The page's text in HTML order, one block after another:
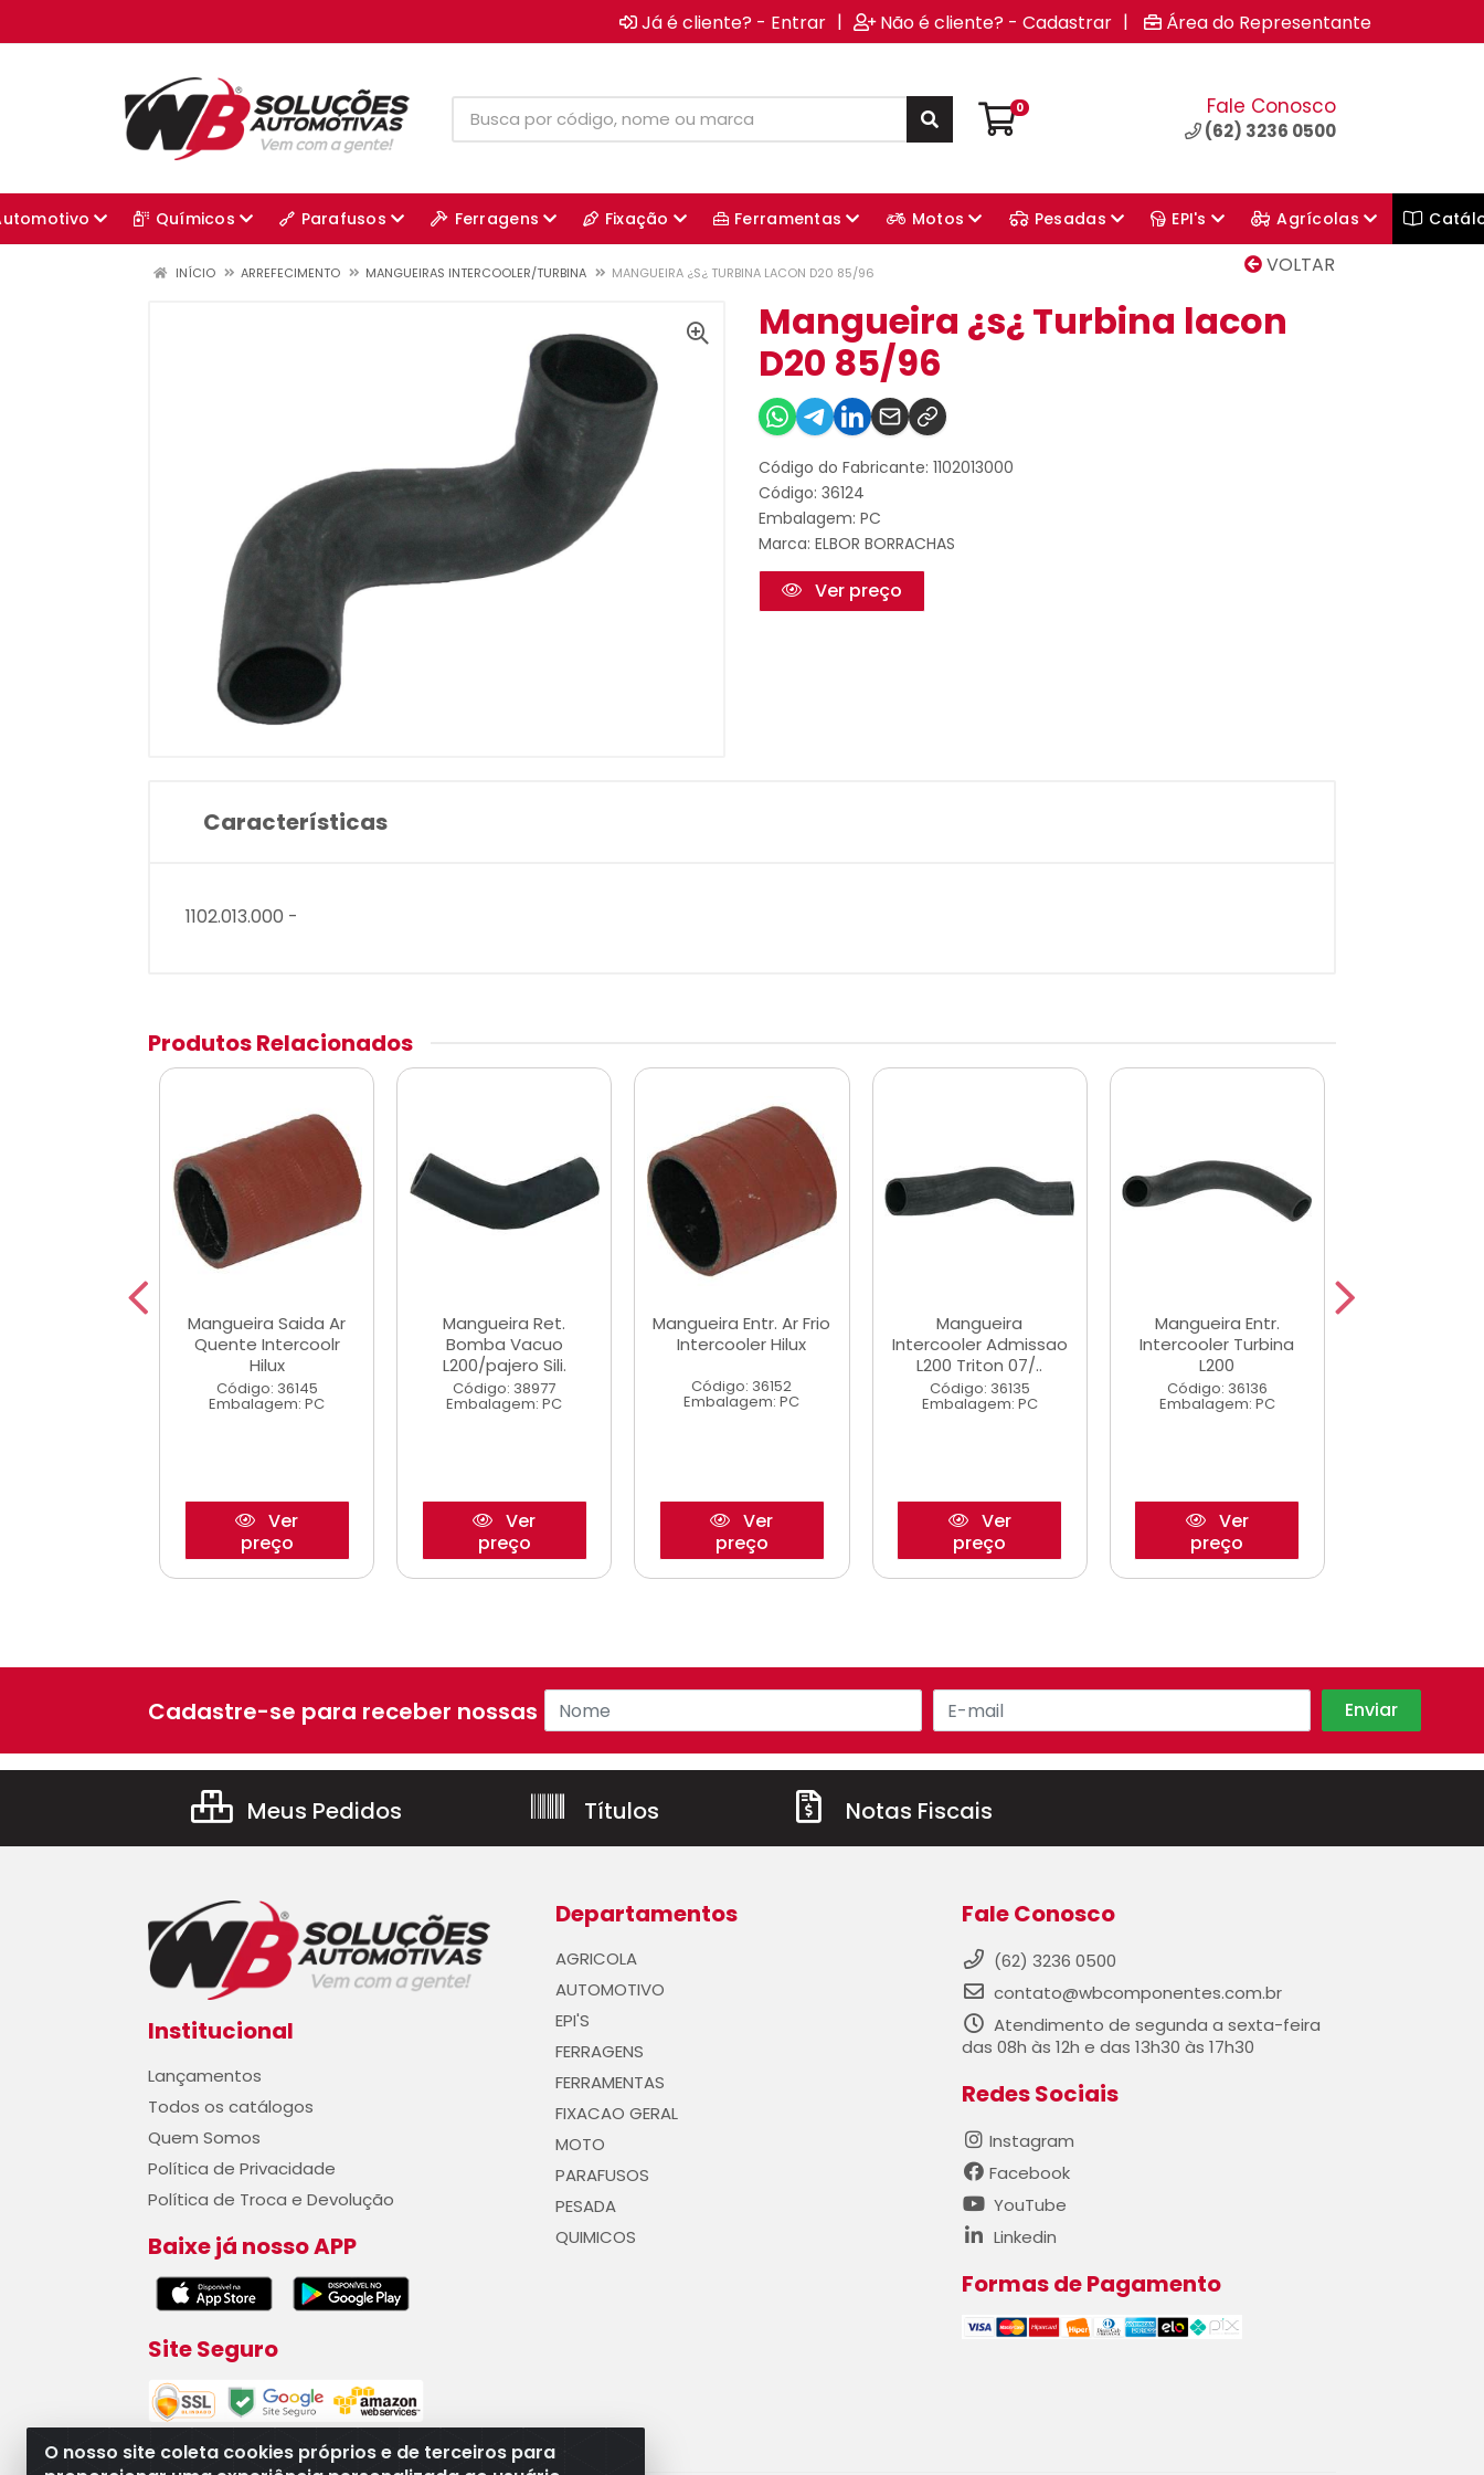
Já é cliente? - Entrar | Não é cliente? - Cadastrar | Área do Representante
0 Fale Conosco
(62) 3236 0500
Químicos Parafusos Ferragens Fixação Ferramentas Motos Pesadas EPI's Agrícolas
VOLTAR
INÍCIO ARREFECIMENTO MANGUEIRAS INTERCOOLER/TURBINA MANGUEIRA ¿S¿ TURBINA LACON D20 85/96
Mangueira ¿s¿ Turbina lacon
D20 85/96
Código do Fabricante: 1102013000
Código: 36124
Embalagem: PC
Marca: ELBOR BORRACHAS
Ver preço
Características
1102.013.000 -
Produtos Relacionados
Mangueira Saida Ar
Quente Intercoolr
Hilux
Código: 36145
Embalagem: PC
Ver
preço
Mangueira Ret.
Bomba Vacuo
L200/pajero Sili.
Código: 38977
Embalagem: PC
Ver
preço
Mangueira Entr. Ar Frio
Intercooler Hilux
Código: 36152
Embalagem: PC
Ver
preço
Mangueira
Intercooler Admissao
L200 Triton 07/..
Código: 36135
Embalagem: PC
Ver
preço
Mangueira Entr.
Intercooler Turbina
L200
Código: 36136
Embalagem: PC
Ver
preço
O nosso site coleta cookies próprios e de terceiros para
Cadastre-se para receber nossas ofertas!
Meus Pedidos Títulos Notas Fiscais
Institucional
Lançamentos
Todos os catálogos
Quem Somos
Política de Privacidade
Política de Troca e Devolução
Baixe já nosso APP
Site Seguro
Departamentos
AGRICOLA
AUTOMOTIVO
EPI'S
FERRAGENS
FERRAMENTAS
FIXACAO GERAL
MOTO
PARAFUSOS
PESADA
QUIMICOS
Fale Conosco
(62) 3236 0500
contato@wbcomponentes.com.br
Atendimento de segunda a sexta-feira
das 08h às 12h e das 13h30 às 17h30
Redes Sociais
Instagram
Facebook
YouTube
Linkedin
Formas de Pagamento